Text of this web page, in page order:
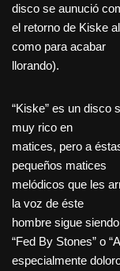
disco se aunució
el retorno de Kiske
como para acabar
llorando).
“Kiske” es un disco
muy rico en
matices, pero a
pequeños matices
melódicos que les
la voz de éste
hombre sigue
“Fed By Stones” o
especialmente